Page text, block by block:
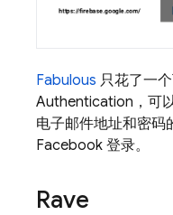
Fabulous 只花了一
Authentication，可
电子邮件地址和密
Facebook 登录。
Rave